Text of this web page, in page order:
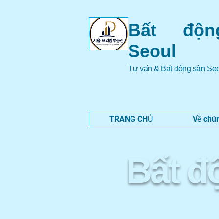
Bất
Seoul
Tư vấn & Bất động sản
TRANG CHỦ Về
​Bất